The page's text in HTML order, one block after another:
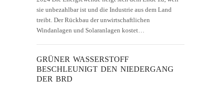
sie unbezahlbar ist und die Industrie aus dem Land
treibt. Der Rückbau der unwirtschaftlichen
Windanlagen und Solaranlagen kostet…
GRÜNER WASSERSTOFF
BESCHLEUNIGT DEN NIEDERGANG
DER BRD